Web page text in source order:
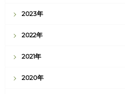
2023年
2022年
2021年
2020年